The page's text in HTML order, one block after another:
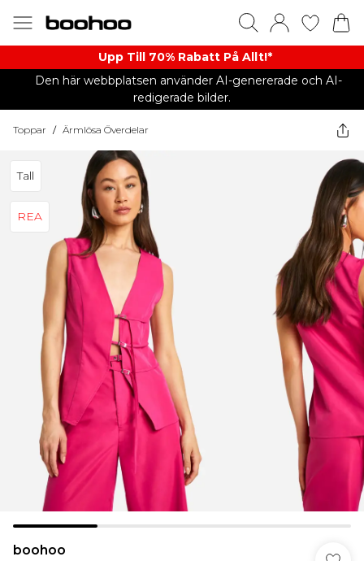
Upp Till 70% Rabatt På Allt!*
Den här webbplatsen använder AI-genererade och AI-
redigerade bilder.
Toppar / Ärmlösa Överdelar
Tall
REA
boohoo